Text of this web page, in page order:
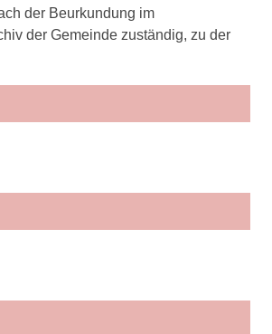
der Beurkundung im
der Gemeinde zuständig, zu der